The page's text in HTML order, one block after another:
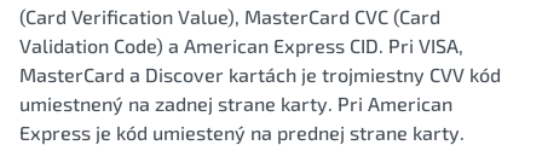
(Card Verification Value), MasterCard CVC (Card
Validation Code) a American Express CID. Pri VISA,
MasterCard a Discover kartách je trojmiestny CVV kód
umiestnený na zadnej strane karty. Pri American
Express je kód umiestený na prednej strane karty.